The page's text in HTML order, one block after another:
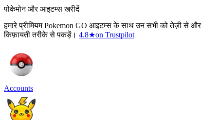
पोकेमोन और आइटम्स खरीदें
हमारे प्रीमियम Pokemon GO आइटम्स के साथ उन सभी को तेज़ी से और
किफ़ायती तरीके से पकड़ें। 4.8★on Trustpilot
Accounts